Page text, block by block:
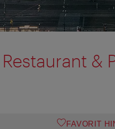
&
FAVORIT